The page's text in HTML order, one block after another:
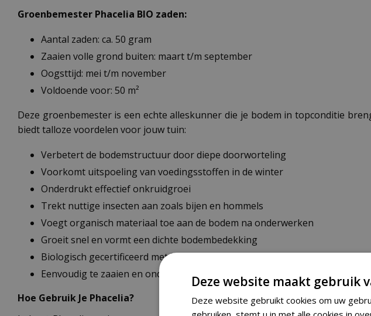
Groenbemester Phacelia BIO zaden:
Aantal zaden: ca. 50 gram
Zaaien volle grond buiten: maart t/m september
Oogsttijd: mei t/m november
Voldoende voor: 50 m²
Deze groenbemester is een echte alleskunner die je bodem in topconditie
biedt talloze voordelen voor jouw tuin:
Verbetert de bodemstructuur door diepe doorworteling
Voorkomt uitspoeling van voedingsstoffen in de winter
Onderdrukt effectief onkruidgroei
Trekt nuttige insecten aan zoals bijen en hommels
Voegt organisch materiaal toe aan de bodem na onderwerken
Groeit snel en vormt een dichte bodembedekking
Biologisch gecertificeerd met het EKO Europees keurmerk
Eenvoudig te zaaien en onderhoudsarm
Hoe Gebruik Je Phacelia?
Deze website maakt gebruik
Deze website gebruikt cookies om uw